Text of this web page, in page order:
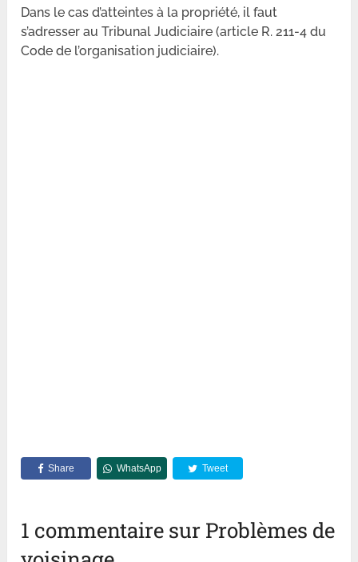
Dans le cas d’atteintes à la propriété, il faut
s’adresser au Tribunal Judiciaire (article R. 211-4 du
Code de l’organisation judiciaire).
Share WhatsApp Tweet
1 commentaire sur Problèmes de